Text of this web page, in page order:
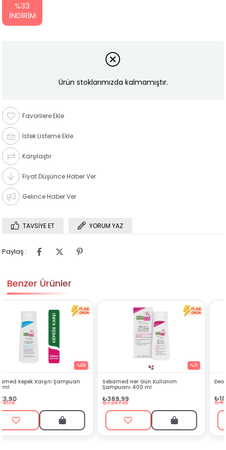
%33
İNDIRIM
Ürün stoklarımızda kalmamıştır.
Favorilere Ekle
İstek Listeme Ekle
Karşılaştır
Fiyat Düşünce Haber Ver
Gelince Haber Ver
TAVSIYE ET YORUM YAZ
Paylaş :
Benzer Ürünler
Sebamed Her Gün Kullanım
Şampuanı 400 ml
₺369,99
₺1.267,19
Deotak Krem Deodorant Plus 35 ml
₺107,99
₺407,99